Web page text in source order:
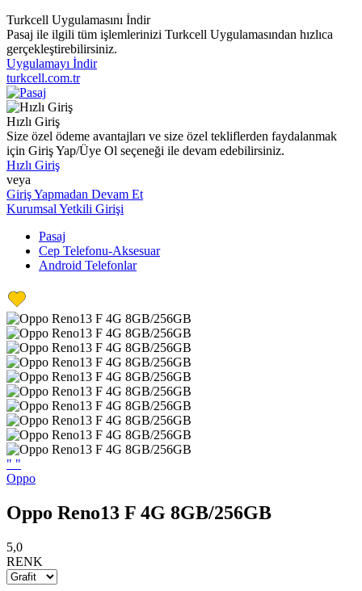
Turkcell Uygulamasını İndir
Pasaj ile ilgili tüm işlemlerinizi Turkcell Uygulamasından hızlıca
gerçekleştirebilirsiniz.
Uygulamayı İndir
turkcell.com.tr
Hızlı Giriş
Size özel ödeme avantajları ve size özel tekliflerden faydalanmak
için Giriş Yap/Üye Ol seçeneği ile devam edebilirsiniz.
Hızlı Giriş
veya
Giriş Yapmadan Devam Et
Kurumsal Yetkili Girişi
Pasaj
Cep Telefonu-Aksesuar
Android Telefonlar
" "
Oppo
Oppo Reno13 F 4G 8GB/256GB
5,0
RENK